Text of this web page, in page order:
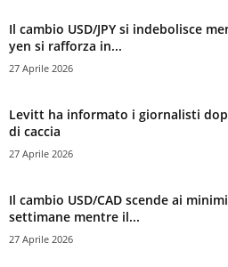
Il cambio USD/JPY si indebolisce
yen si rafforza in...
27 Aprile 2026
Levitt ha informato i giornalisti
di caccia
27 Aprile 2026
Il cambio USD/CAD scende ai
settimane mentre il...
27 Aprile 2026